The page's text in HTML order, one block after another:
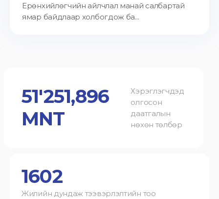
Ерөнхийлөгчийн айлчлал манай салбартай
ямар байдлаар холбогдож ба...
51'251,896
MNT
Хэрэглэгчдэд
олгосон
даатгалын
нөхөн төлбөр
1602
Жилийн дундаж тээвэрлэлтийн тоо